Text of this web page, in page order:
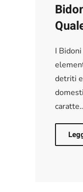
I
detriti